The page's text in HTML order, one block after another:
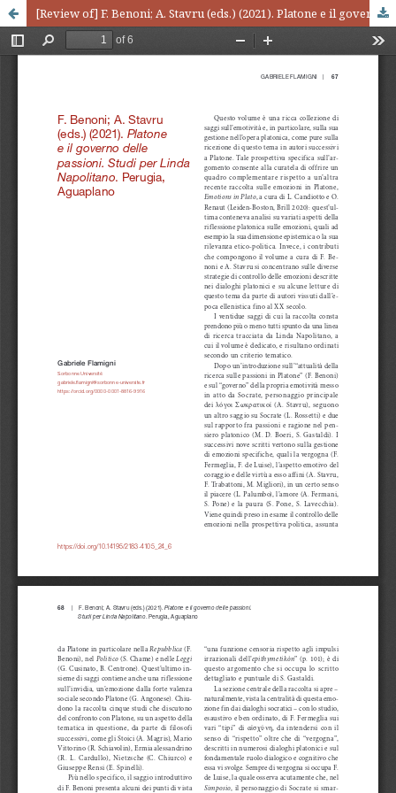
[Review of] F. Benoni; A. Stavru (eds.) (2021). Platone e il governo delle passioni. Studi per Linda Napolitano. Perugia, Aguaplano